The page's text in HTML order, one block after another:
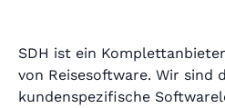
SDH ist ein
von Reisesoftware. Wir sind
kundenspezifische